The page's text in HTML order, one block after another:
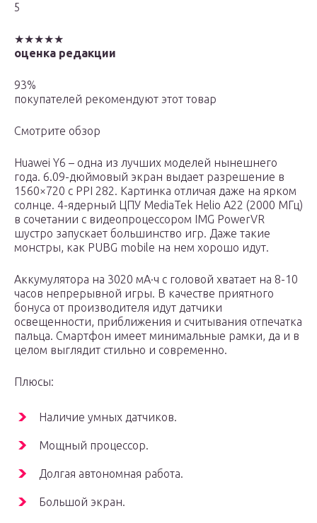
5
★★★★★
оценка редакции
93%
покупателей рекомендуют этот товар
Смотрите обзор
Huawei Y6 – одна из лучших моделей нынешнего
года. 6.09-дюймовый экран выдает разрешение в
1560×720 с PPI 282. Картинка отличая даже на ярком
солнце. 4-ядерный ЦПУ MediaTek Helio A22 (2000 МГц)
в сочетании с видеопроцессором IMG PowerVR
шустро запускает большинство игр. Даже такие
монстры, как PUBG mobile на нем хорошо идут.
Аккумулятора на 3020 мА·ч с головой хватает на 8-10
часов непрерывной игры. В качестве приятного
бонуса от производителя идут датчики
освещенности, приближения и считывания отпечатка
пальца. Смартфон имеет минимальные рамки, да и в
целом выглядит стильно и современно.
Плюсы:
Наличие умных датчиков.
Мощный процессор.
Долгая автономная работа.
Большой экран.